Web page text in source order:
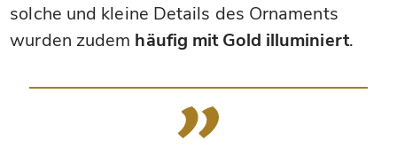
solche und kleine Details des Ornaments
wurden zudem häufig mit Gold illuminiert.